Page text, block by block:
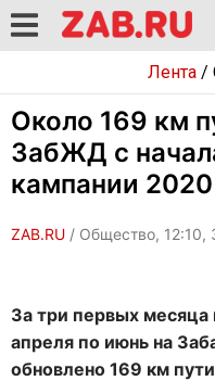
Лента/
Около 169 км
ЗабЖД с
кампании 2020
ZAB.RU / Общество, 12:10,
За три первых месяца
апреля по июнь на
обновлено 169 км